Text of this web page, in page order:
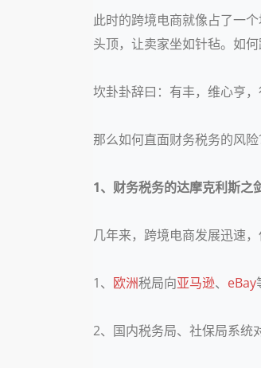
此时的跨境电商就像占了一个
头顶，让卖家坐如针毡。如何
坎卦卦辞曰：有丰，维心亨
那么如何直面财务税务的风险
1、财务税务的达摩克利斯之
几年来，跨境电商发展迅速
1、 欧洲税局向亚马逊、 eBay
2、国内税务局、社保局系统